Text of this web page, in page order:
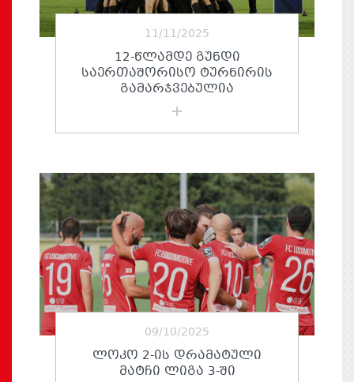
11/11/2025
12-ᲬᲚᲐᲛᲓᲔ ᲒᲣᲜᲓᲘ
ᲡᲐᲔᲠᲗᲐᲨᲝᲠᲘᲡᲝ ᲢᲣᲠᲜᲘᲠᲘᲡ
ᲒᲐᲛᲐᲠᲯᲕᲔᲑᲣᲚᲘᲐ
09/10/2025
ᲚᲝᲙᲝ 2-ᲘᲡ ᲓᲠᲐᲛᲐᲢᲣᲚᲘ
ᲛᲐᲢᲩᲘ ᲚᲘᲒᲐ 3-ᲨᲘ